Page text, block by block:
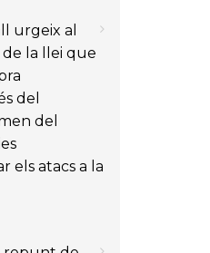
urgeix al
la llei que
del
del
els atacs a la